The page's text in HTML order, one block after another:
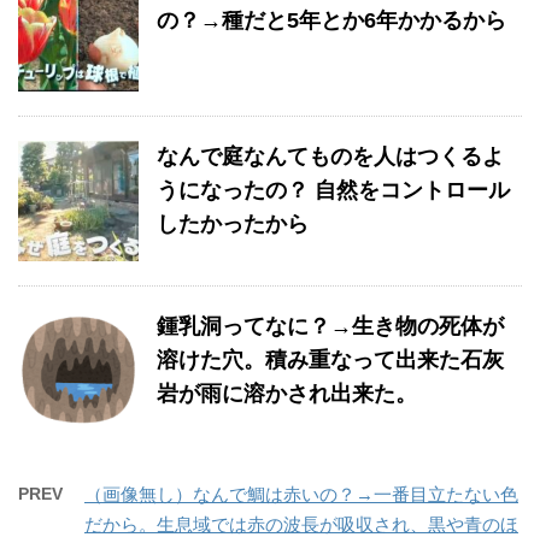
の？→種だと5年とか6年かかるから
なんで庭なんてものを人はつくるよ
うになったの？ 自然をコントロール
したかったから
鍾乳洞ってなに？→生き物の死体が
溶けた穴。積み重なって出来た石灰
岩が雨に溶かされ出来た。
PREV
（画像無し）なんで鯛は赤いの？→一番目立たない色
だから。生息域では赤の波長が吸収され、黒や青のほ